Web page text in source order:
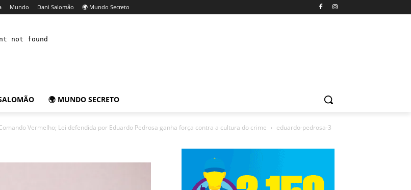
Mundo Dani Salomão 🌍 Mundo Secreto
🌍 MUNDO SECRETO
Vermelho; Lei defendida por Eduardo Pedrosa ganha força contra a cultura do crime eduardo-pedrosa-3